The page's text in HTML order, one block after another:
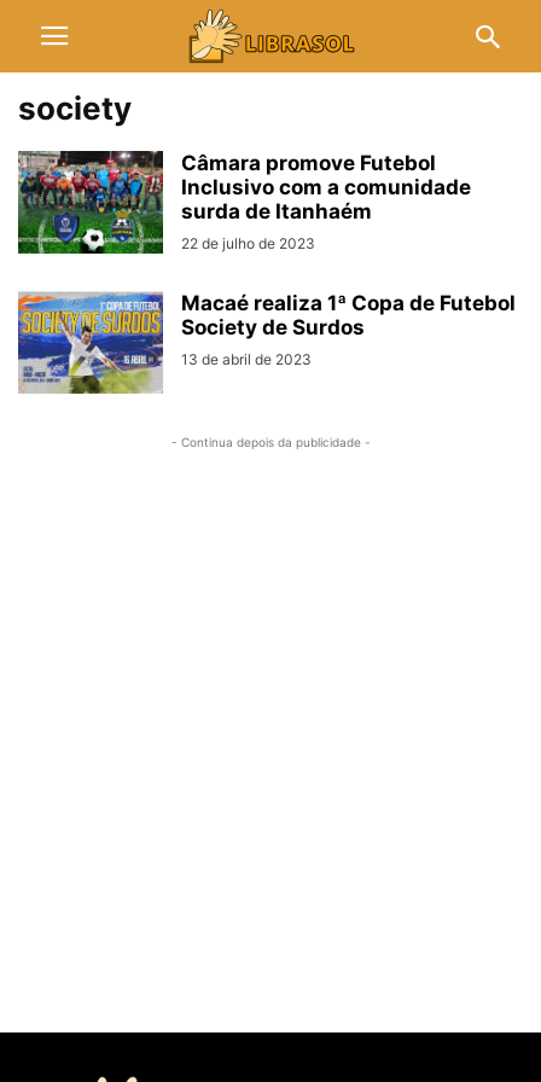
society
Câmara promove Futebol
Inclusivo com a comunidade
surda de Itanhaém
22 de julho de 2023
Macaé realiza 1ª Copa de Futebol
Society de Surdos
13 de abril de 2023
- Continua depois da publicidade -